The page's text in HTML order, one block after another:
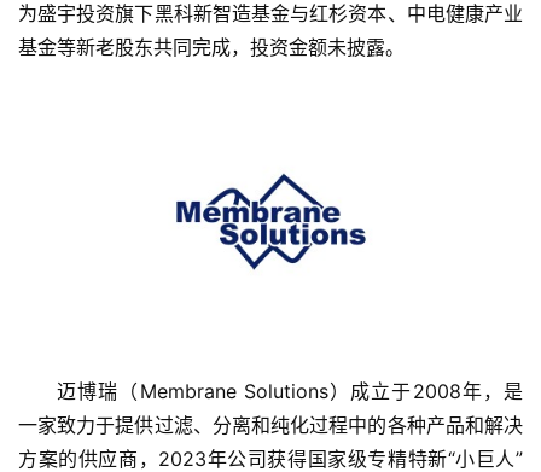
首
页
为盛宇投资旗下黑科新智造基金与红杉资本、中电健康产业
基金等新老股东共同完成，投资金额未披露。
迈博瑞（Membrane Solutions）成立于2008年，是
一家致力于提供过滤、分离和纯化过程中的各种产品和解决
方案的供应商，2023年公司获得国家级专精特新“小巨人”